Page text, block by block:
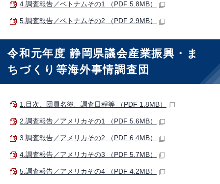
4.調査報告／ベトナムその1 （PDF 5.8MB）
5.調査報告／ベトナムその2 （PDF 2.9MB）
令和元年度 静岡県議会産業振興・ま
ちづくり等海外事情調査団
1.目次、団員名簿、調査日程等 （PDF 1.8MB）
2.調査報告／アメリカその1 （PDF 5.6MB）
3.調査報告／アメリカその2 （PDF 6.4MB）
4.調査報告／アメリカその3 （PDF 5.7MB）
5.調査報告／アメリカその4 （PDF 4.2MB）